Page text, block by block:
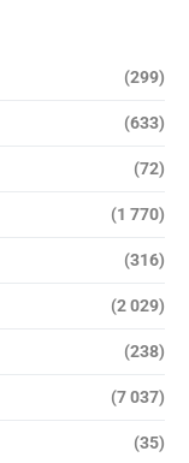
(299)
(633)
(72)
(1 770)
(316)
(2 029)
(238)
(7 037)
(35)